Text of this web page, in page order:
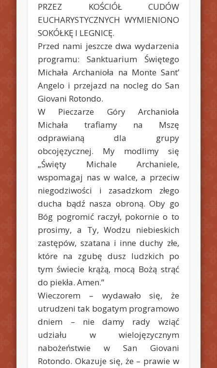
PRZEZ KOŚCIÓŁ CUDÓW
EUCHARYSTYCZNYCH WYMIENIONO
SOKÓŁKĘ I LEGNICĘ.
Przed nami jeszcze dwa wydarzenia
programu: Sanktuarium Świętego
Michała Archanioła na Monte Sant’
Angelo i przejazd na nocleg do San
Giovani Rotondo.
W Pieczarze Góry Archanioła
Michała trafiamy na Mszę
odprawianą dla grupy
obcojęzycznej. My modlimy się
„Święty Michale Archaniele,
wspomagaj nas w walce, a przeciw
niegodziwości i zasadzkom złego
ducha bądź nasza obroną. Oby go
Bóg pogromić raczył, pokornie o to
prosimy, a Ty, Wodzu niebieskich
zastępów, szatana i inne duchy złe,
które na zgubę dusz ludzkich po
tym świecie krążą, mocą Bożą strąć
do piekła. Amen.”
Wieczorem – wydawało się, że
utrudzeni tak bogatym programowo
dniem – nie damy rady wziąć
udziału w wielojęzycznym
nabożeństwie w San Giovani
Rotondo. Okazuje się, że – prawie w